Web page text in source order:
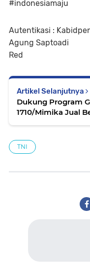
#indonesiamaju
Autentikasi :
Agung Saptoadi
Red
Artikel Selanjutnya
Dukung Program
1710/Mimika Jual
TNI